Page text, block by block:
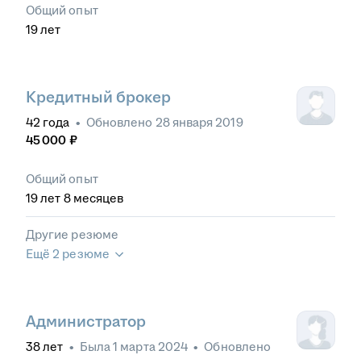
Общий опыт
19лет
Кредитный брокер
42 года • Обновлено 28 января 2019
45 000 ₽
Общий опыт
19лет 8 месяцев
Другие резюме
Ещё 2 резюме
Администратор
38лет • Была1 марта 2024 • Обновлено